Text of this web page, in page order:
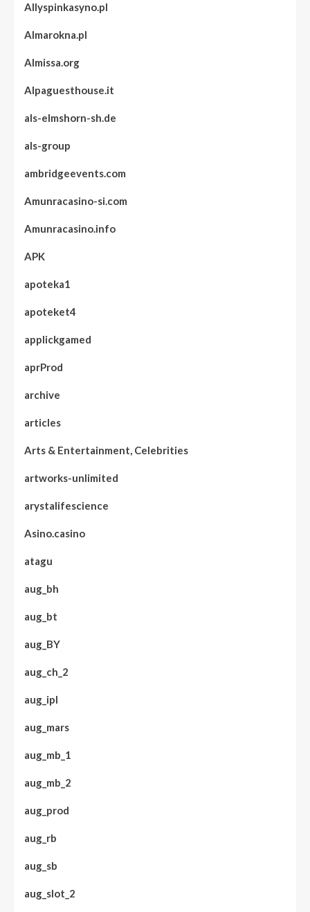
Allyspinkasyno.pl
Almarokna.pl
Almissa.org
Alpaguesthouse.it
als-elmshorn-sh.de
als-group
ambridgeevents.com
Amunracasino-si.com
Amunracasino.info
APK
apoteka1
apoteket4
applickgamed
aprProd
archive
articles
Arts & Entertainment, Celebrities
artworks-unlimited
arystalifescience
Asino.casino
atagu
aug_bh
aug_bt
aug_BY
aug_ch_2
aug_ipl
aug_mars
aug_mb_1
aug_mb_2
aug_prod
aug_rb
aug_sb
aug_slot_2